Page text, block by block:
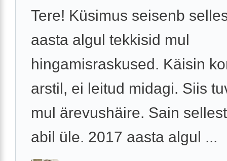
Tere! Küsimus seisenb
aasta algul tekkisid mul
hingamisraskused. Käisin
arstil, ei leitud midagi. Siis
mul ärevushäire. Sain
abil üle. 2017 aasta algul ...